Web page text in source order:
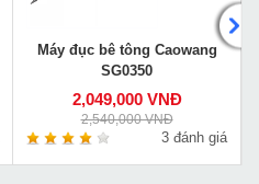
Máy đục bê tông Caowang
SG0350
2,049,000 VNĐ
2,540,000 VNĐ
3 đánh giá